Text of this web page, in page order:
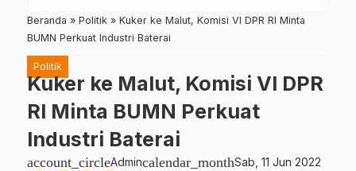
Beranda » Politik » Kuker ke Malut, Komisi VI DPR RI Minta
BUMN Perkuat Industri Baterai
Politik
Kuker ke Malut, Komisi VI DPR
RI Minta BUMN Perkuat
Industri Baterai
account_circleAdmincalendar_monthSab, 11 Jun 2022